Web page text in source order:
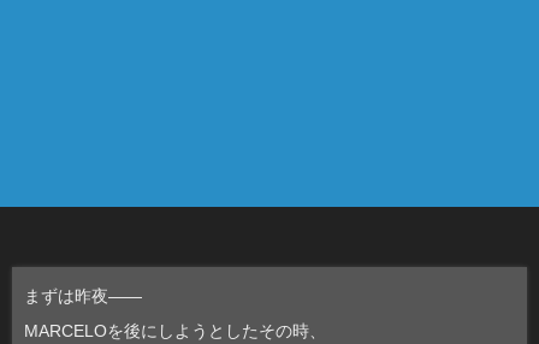
まずは昨夜――
MARCELOを後にしようとしたその時、